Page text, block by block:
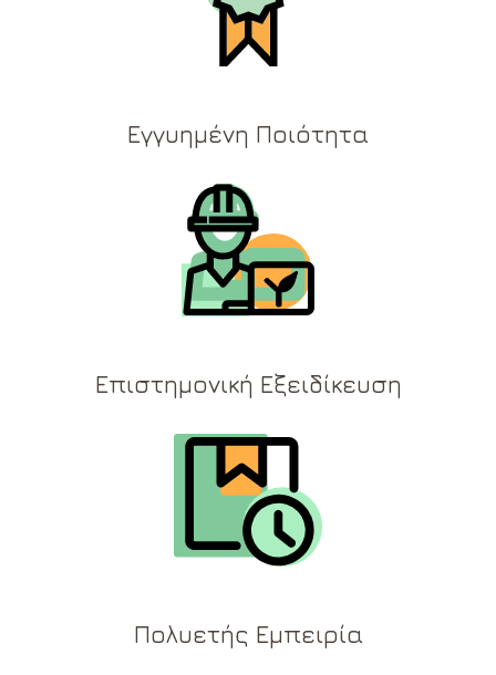
Εγγυημένη Ποιότητα
Επιστημονική Εξειδίκευση
Πολυετής Εμπειρία